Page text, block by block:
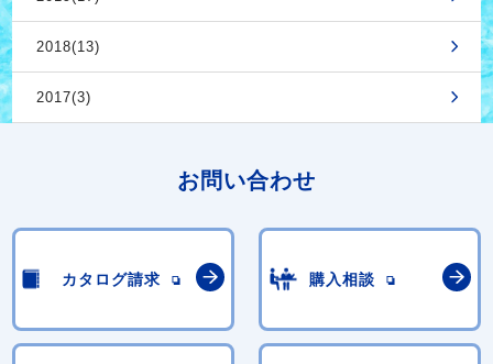
2018(13)
2017(3)
お問い合わせ
カタログ請求 購入相談